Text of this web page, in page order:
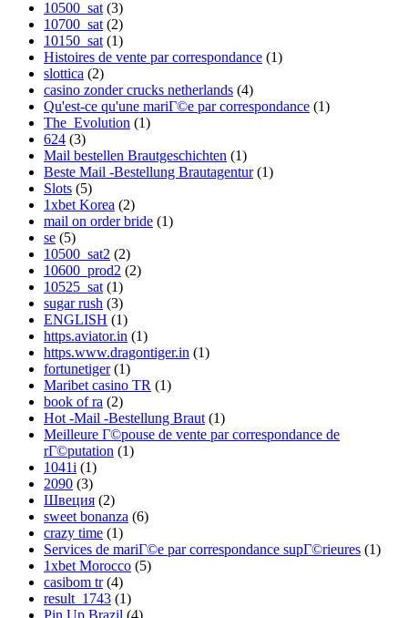
10500_sat (3)
10700_sat (2)
10150_sat (1)
Histoires de vente par correspondance (1)
slottica (2)
casino zonder crucks netherlands (4)
Qu'est-ce qu'une mariГ©e par correspondance (1)
The_Evolution (1)
624 (3)
Mail bestellen Brautgeschichten (1)
Beste Mail -Bestellung Brautagentur(1)
Slots (5)
1xbet Korea (2)
mail on order bride (1)
se (5)
10500_sat2 (2)
10600_prod2 (2)
10525_sat (1)
sugar rush (3)
ENGLISH (1)
https.aviator.in (1)
https.www.dragontiger.in (1)
fortunetiger(1)
Maribet casino TR (1)
book of ra (2)
Hot -Mail -Bestellung Braut (1)
Meilleure Г©pouse de vente par correspondance de
rГ©putation (1)
1041i (1)
2090 (3)
Швеция (2)
sweet bonanza (6)
crazy time (1)
Services de mariГ©e par correspondance supГ©rieures (1)
1xbet Morocco (5)
casibom tr(4)
result_1743 (1)
Pin Up Brazil (4)